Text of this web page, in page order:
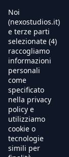
Noi
(nexostudios.it)
e terze parti
selezionate (4)
raccogliamo
informazioni
personali
come
specificato
nella privacy
policy e
utilizziamo
cookie o
tecnologie
simili per